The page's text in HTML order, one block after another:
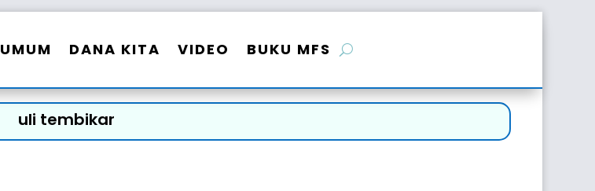
UMUM DANA KITA VIDEO BUKU MFS
uli tembikar